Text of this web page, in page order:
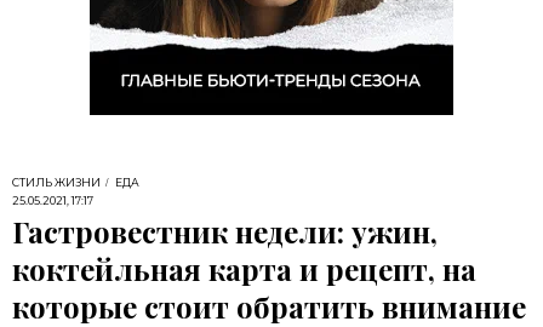
СТИЛЬ ЖИЗНИ
ЕДА
25.05.2021, 17:17
Гастровестник недели: ужин,
коктейльная карта и рецепт, на
которые стоит обратить внимание